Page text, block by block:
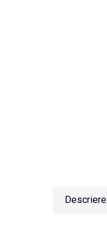
Descriere